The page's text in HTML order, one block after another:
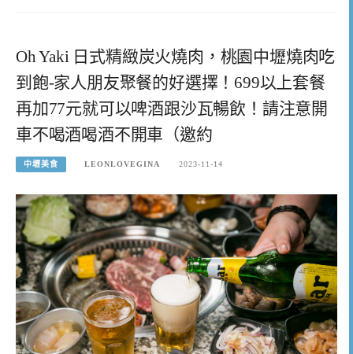
Oh Yaki 日式精緻炭火燒肉，桃園中壢燒肉吃
到飽-家人朋友聚餐的好選擇！699以上套餐
再加77元就可以啤酒跟沙瓦暢飲！請注意開
車不喝酒喝酒不開車（邀約
中壢美食 LEONLOVEGINA 2023-11-14